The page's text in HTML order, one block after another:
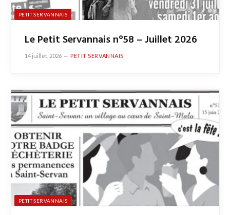
PETIT SERVANNAIS
Le Petit Servannais n°58 – Juillet 2026
14 juillet, 2026 PETIT SERVANNAIS
PETIT SERVANNAIS